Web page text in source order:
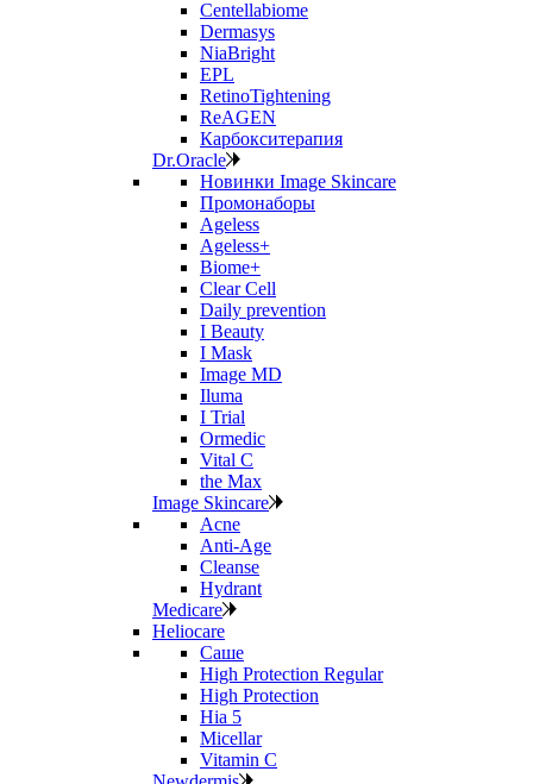
Centellabiome
Dermasys
NiaBright
EPL
RetinoTightening
ReAGEN
Карбокситерапия
Dr.Oracle
Новинки Image Skincare
Промонаборы
Ageless
Ageless+
Biome+
Clear Cell
Daily prevention
I Beauty
I Mask
Image MD
Iluma
I Trial
Ormedic
Vital C
the Max
Image Skincare
Acne
Anti‑Age
Cleanse
Hydrant
Medicare
Heliocare
Саше
High Protection Regular
High Protection
Hia 5
Micellar
Vitamin C